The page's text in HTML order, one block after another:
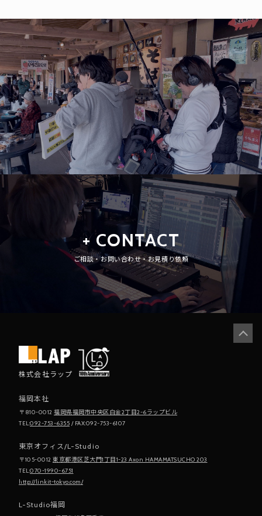
+ CONTACT
ご相談・お問い合わせ・お見積り依頼
株式会社ラップ
福岡本社
〒810-0012 福岡県福岡市中央区白金2丁目2-6ラップビル
TEL:092-753-6355 / FAX:092-753-6107
東京オフィス/L-Studio
〒105-0012 東京都港区芝大門1丁目1-23 Axon HAMAMATSUCHO 203
TEL:070-1990-6751
http://linkit-tokyo.com/
L-Studio福岡